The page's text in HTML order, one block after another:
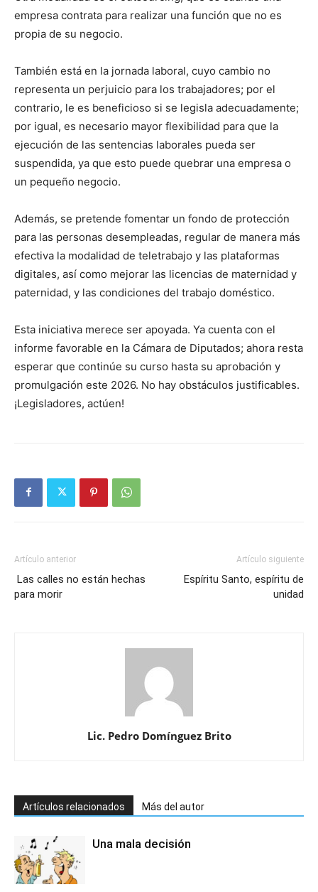
empresa contrata para realizar una función que no es
propia de su negocio.
También está en la jornada laboral, cuyo cambio no
representa un perjuicio para los trabajadores; por el
contrario, le es beneficioso si se legisla adecuadamente;
por igual, es necesario mayor flexibilidad para que la
ejecución de las sentencias laborales pueda ser
suspendida, ya que esto puede quebrar una empresa o
un pequeño negocio.
Además, se pretende fomentar un fondo de protección
para las personas desempleadas, regular de manera más
efectiva la modalidad de teletrabajo y las plataformas
digitales, así como mejorar las licencias de maternidad y
paternidad, y las condiciones del trabajo doméstico.
Esta iniciativa merece ser apoyada. Ya cuenta con el
informe favorable en la Cámara de Diputados; ahora resta
esperar que continúe su curso hasta su aprobación y
promulgación este 2026. No hay obstáculos justificables.
¡Legisladores, actúen!
Artículo anterior
Las calles no están hechas
para morir
Artículo siguiente
Espíritu Santo, espíritu de
unidad
Lic. Pedro Domínguez Brito
Artículos relacionados Más del autor
Una mala decisión